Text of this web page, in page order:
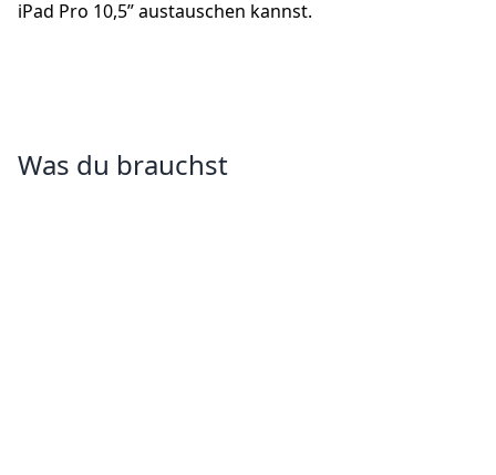
iPad Pro 10,5” austauschen kannst.
Was du brauchst